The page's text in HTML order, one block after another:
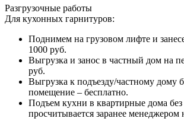
Разгрузочные работы
Для кухонных гарнитуров:
Поднимем на грузовом лифте и
1000 руб.
Выгрузка и занос в частный дом на
руб.
Выгрузка к подъезду/частному дому
помещение – бесплатно.
Подъем кухни в квартирные дома
просчитывается заранее менеджером